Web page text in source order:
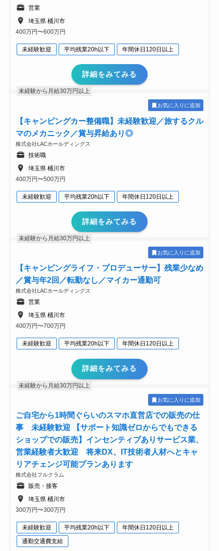
営業
埼玉県 桶川市
400万円〜600万円
未経験歓迎 平均残業20h以下 年間休日120日以上
詳細をみてみる
未経験から月給30万円以上
お気に入りに追加
【キャンピングカー整備職】未経験歓迎／旅するクル
マのメカニック／賞与昇給あり◎
株式会社LACホールディングス
技術職
埼玉県 桶川市
400万円〜500万円
未経験歓迎 平均残業20h以下 年間休日120日以上
詳細をみてみる
未経験から月給30万円以上
お気に入りに追加
【キャンピングライフ・プロデューサー】残業少なめ
／賞与年2回／転勤なし／マイカー通勤可
株式会社LACホールディングス
営業
埼玉県 桶川市
400万円〜700万円
未経験歓迎 平均残業20h以下 年間休日120日以上
詳細をみてみる
未経験から月給30万円以上
お気に入りに追加
ご自宅から1時間ぐらいのスマホ直営店での販売の仕
事 未経験歓迎 【サポート知識ゼロからでもできる
ショップでの販売】インセンティブありサービス業、
営業経験者大歓迎 将来DX、IT技術者人材へとキャ
リアチェンジ可能プランあります
株式会社フルクラム
販売・接客
埼玉県 桶川市
300万円〜300万円
未経験歓迎 平均残業20h以下
年間休日120日以上
通勤交通費支給